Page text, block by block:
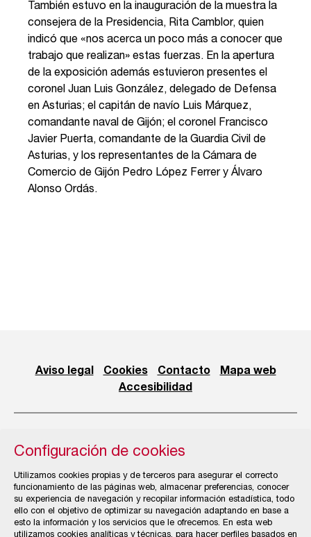
También estuvo en la inauguración de la muestra la
consejera de la Presidencia, Rita Camblor, quien
indicó que «nos acerca un poco más a conocer que
trabajo que realizan» estas fuerzas. En la apertura
de la exposición además estuvieron presentes el
coronel Juan Luis González, delegado de Defensa
en Asturias; el capitán de navío Luis Márquez,
comandante naval de Gijón; el coronel Francisco
Javier Puerta, comandante de la Guardia Civil de
Asturias, y los representantes de la Cámara de
Comercio de Gijón Pedro López Ferrer y Álvaro
Alonso Ordás.
Aviso legal Cookies Contacto
Mapa web
Accesibilidad
Navegación de Gijón
Configuración de cookies
Utilizamos cookies propias y de terceros para asegurar el correcto
funcionamiento de las páginas web, almacenar preferencias, conocer
su experiencia de navegación y recopilar información estadística, todo
ello con el objetivo de optimizar su navegación adaptando en base a
esto la información y los servicios que le ofrecemos. En esta web
utilizamos cookies analíticas y técnicas, para hacer perfiles basados en